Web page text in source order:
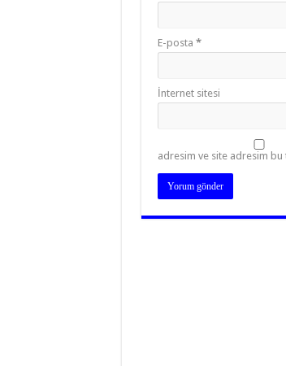
E-posta *
İnternet sitesi
adresim ve site adresim bu